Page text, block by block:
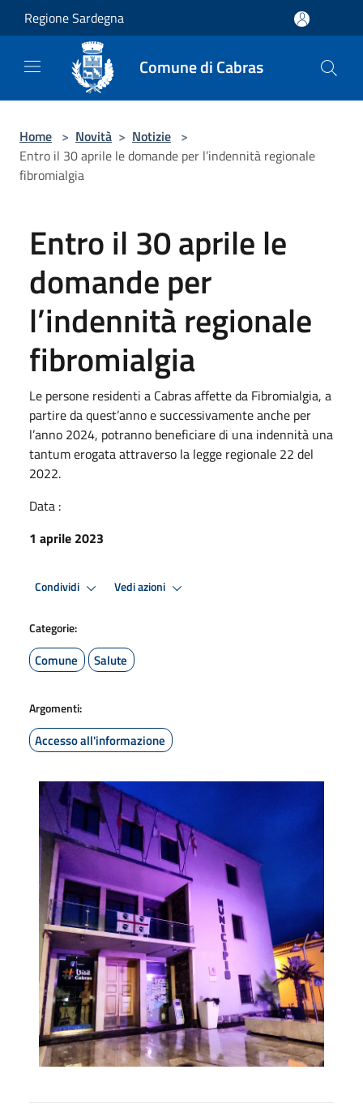
Salta al contenuto principale
Regione Sardegna
Comune di Cabras
Home > Novità > Notizie >
Entro il 30 aprile le domande per l’indennità regionale
fibromialgia
Entro il 30 aprile le
domande per
l’indennità regionale
fibromialgia
Le persone residenti a Cabras affette da Fibromialgia, a
partire da quest’anno e successivamente anche per
l’anno 2024, potranno beneficiare di una indennità una
tantum erogata attraverso la legge regionale 22 del
2022.
Data :
1 aprile 2023
Condividi Vedi azioni
Categorie:
Comune Salute
Argomenti:
Accesso all'informazione